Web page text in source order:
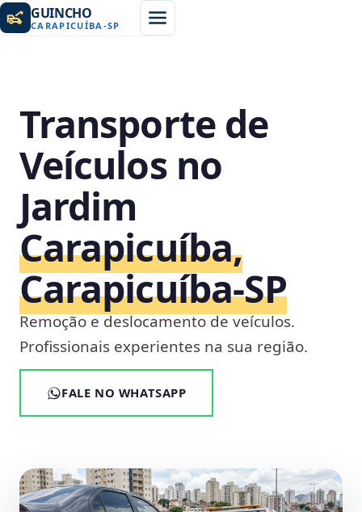
GUINCHO
CARAPICUÍBA -SP
Transporte de
Veículos no
Jardim
Carapicuíba,
Carapicuíba‑SP
Remoção e deslocamento de veículos.
Profissionais experientes na sua região.
FALE NO WHATSAPP